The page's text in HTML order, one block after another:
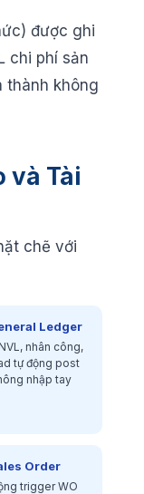
được ghi
chi phí sản
không
và Tài
chẽ với
Ledger
nhân công,
tự động post
nhập tay
Order
trigger WO